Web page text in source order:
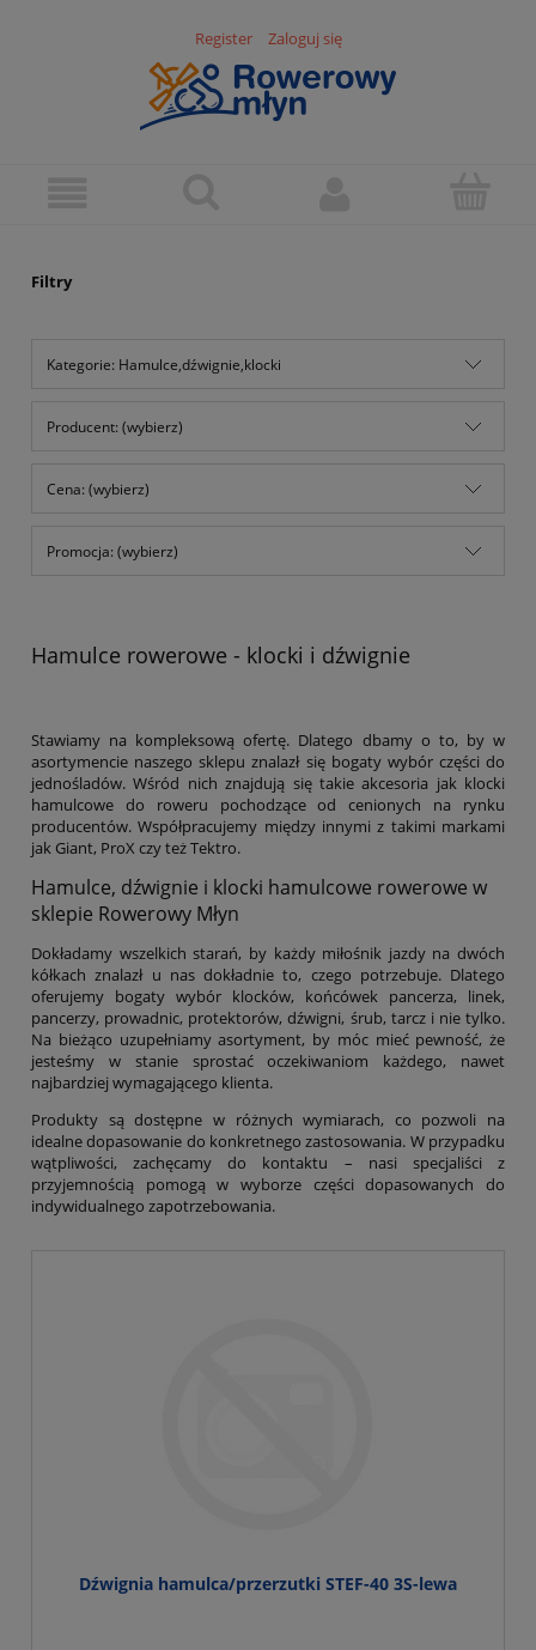
Register Zaloguj się
Filtry
Kategorie: Hamulce,dźwignie,klocki
Producent: (wybierz)
Cena: (wybierz)
Promocja: (wybierz)
Hamulce rowerowe - klocki i dźwignie
Stawiamy na kompleksową ofertę. Dlatego dbamy o to, by w
asortymencie naszego sklepu znalazł się bogaty wybór części do
jednośladów. Wśród nich znajdują się takie akcesoria jak klocki
hamulcowe do roweru pochodzące od cenionych na rynku
producentów. Współpracujemy między innymi z takimi markami
jak Giant, ProX czy też Tektro.
Hamulce, dźwignie i klocki hamulcowe rowerowe w
sklepie Rowerowy Młyn
Dokładamy wszelkich starań, by każdy miłośnik jazdy na dwóch
kółkach znalazł u nas dokładnie to, czego potrzebuje. Dlatego
oferujemy bogaty wybór klocków, końcówek pancerza, linek,
pancerzy, prowadnic, protektorów, dźwigni, śrub, tarcz i nie tylko.
Na bieżąco uzupełniamy asortyment, by móc mieć pewność, że
jesteśmy w stanie sprostać oczekiwaniom każdego, nawet
najbardziej wymagającego klienta.
Produkty są dostępne w różnych wymiarach, co pozwoli na
idealne dopasowanie do konkretnego zastosowania. W przypadku
wątpliwości, zachęcamy do kontaktu – nasi specjaliści z
przyjemnością pomogą w wyborze części dopasowanych do
indywidualnego zapotrzebowania.
Dźwignia hamulca/przerzutki STEF-40 3S-lewa